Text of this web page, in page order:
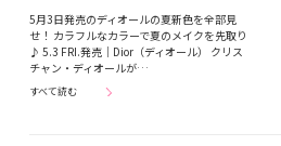
5月3日発売のディオールの夏新色を全部見
せ！ カラフルなカラーで夏のメイクを先取り
♪ 5.3 FRI.発売｜Dior（ディオール） クリス
チャン・ディオールが…
すべて読む